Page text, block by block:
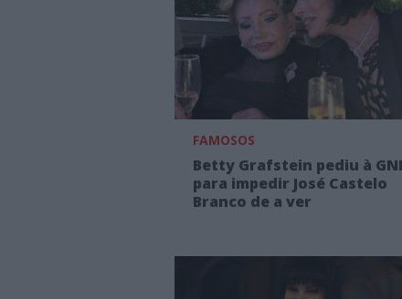
FAMOSOS
Betty Grafstein pediu à
para impedir José Castelo
Branco de a ver